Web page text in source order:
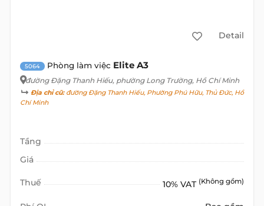
Detail
5064 Phòng làm việc Elite A3
đường Đặng Thanh Hiếu, phường Long Trường, Hồ Chí Minh
Địa chỉ cũ:đường Đặng Thanh Hiếu, Phường Phú Hữu, Thủ Đức, Hồ
Chí Minh
Tầng
Giá
Thuế 10% VAT (Không gồm)